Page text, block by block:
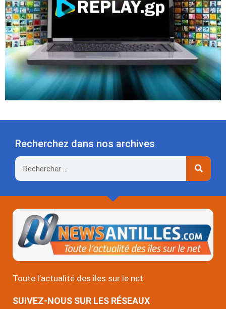
Recherchez dans nos archives
Rechercher
Toute l’actualité des îles sur le net
SUIVEZ-NOUS SUR LES RÉSEAUX